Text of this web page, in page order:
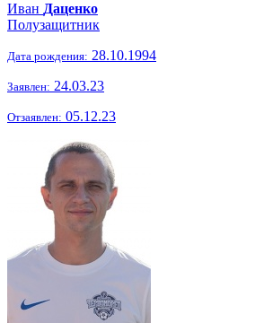
Иван Даценко
Полузащитник
Дата рождения: 28.10.1994
Заявлен: 24.03.23
Отзаявлен: 05.12.23